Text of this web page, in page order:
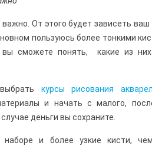
От этого будет зависеть ваш
пользуюсь более тонкими
вы сможете понять, какие из
курсы рисования
и начать с малого,
деньги вы сохраните.
и более узкие кисти,